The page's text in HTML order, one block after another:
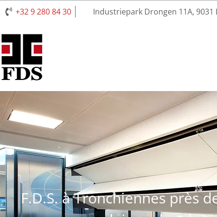
+32 9 280 84 30 Industriepark Drongen 11A, 9031
F.D.S. à Tronchiennes près